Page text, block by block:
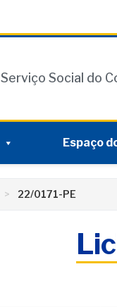
Serviço Social do
Espaço
22/0171-PE